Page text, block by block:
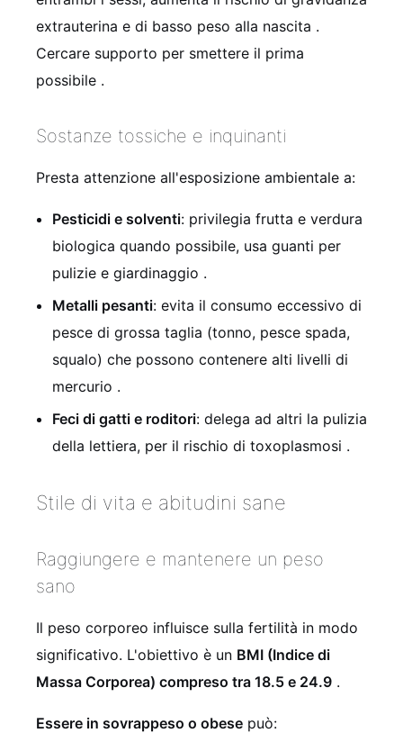
extrauterina e di basso peso alla nascita .
Cercare supporto per smettere il prima
possibile .
Sostanze tossiche e inquinanti
Presta attenzione all'esposizione ambientale a:
Pesticidi e solventi: privilegia frutta e verdura
biologica quando possibile, usa guanti per
pulizie e giardinaggio .
Metalli pesanti: evita il consumo eccessivo di
pesce di grossa taglia (tonno, pesce spada,
squalo) che possono contenere alti livelli di
mercurio .
Feci di gatti e roditori: delega ad altri la pulizia
della lettiera, per il rischio di toxoplasmosi .
Stile di vita e abitudini sane
Raggiungere e mantenere un peso
sano
Il peso corporeo influisce sulla fertilità in modo
significativo. L'obiettivo è un BMI (Indice di
Massa Corporea) compreso tra 18.5 e 24.9 .
Essere in sovrappeso o obese può: